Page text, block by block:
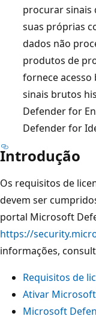
procurar sinais
suas próprias
dados não
produtos de
fornece acesso
sinais brutos
Defender for
Defender for
Introdução
Os requisitos de
devem ser
portal Microsoft
https://
informações,
Requisitos de
Ativar
Microsoft